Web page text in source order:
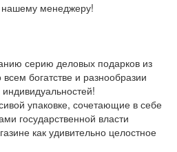
нашему менеджеру!
серию деловых подарков из
богатстве и разнообразии
упаковке, сочетающие в себе
государственной власти
как удивительно целостное